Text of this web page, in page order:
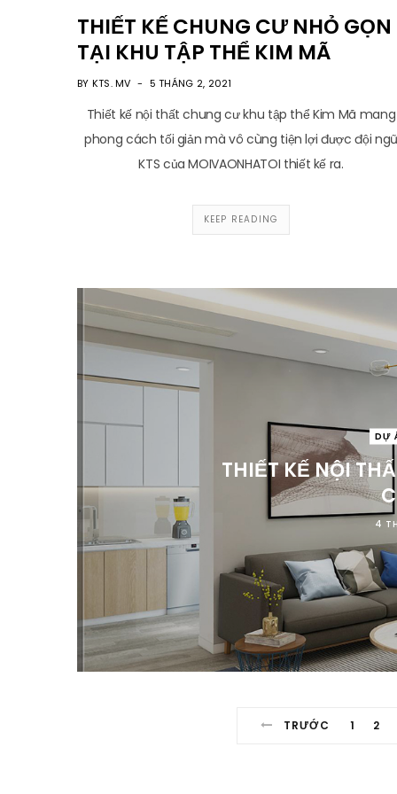
THIẾT KẾ CHUNG CƯ NHỎ GỌN
TẠI KHU TẬP THỂ KIM MÃ
BY KTS. MV 5 THÁNG 2, 2021
Thiết kế nội thất chung cư khu tập thể Kim Mã mang
phong cách tối giản mà vô cùng tiện lợi được đội ngũ
KTS của MOIVAONHATOI thiết kế ra.
KEEP READING
DỰ
THIẾT KẾ NỘI
4
TRƯỚC 1 2